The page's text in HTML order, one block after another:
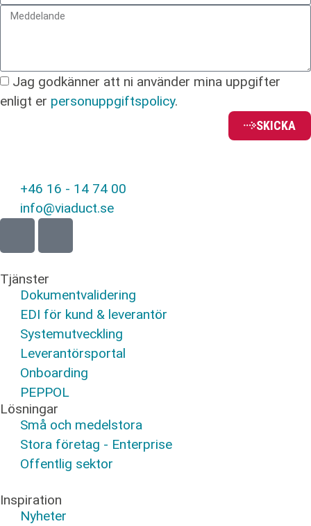
Jag godkänner att ni använder mina uppgifter
enligt er personuppgiftspolicy.
SKICKA
+46 16 - 14 74 00
info@viaduct.se
Tjänster
Dokumentvalidering
EDI för kund & leverantör
Systemutveckling
Leverantörsportal
Onboarding
PEPPOL
Lösningar
Små och medelstora
Stora företag - Enterprise
Offentlig sektor
Inspiration
Nyheter